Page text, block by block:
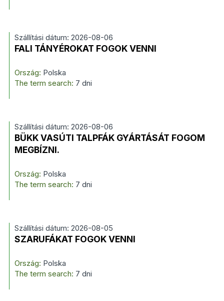
Szállítási dátum: 2026-08-06
FALI TÁNYÉROKAT FOGOK VENNI
Ország: Polska
The term search: 7 dni
Szállítási dátum: 2026-08-06
BÜKK VASÚTI TALPFÁK GYÁRTÁSÁT FOGOM
MEGBÍZNI.
Ország: Polska
The term search: 7 dni
Szállítási dátum: 2026-08-05
SZARUFÁKAT FOGOK VENNI
Ország: Polska
The term search: 7 dni